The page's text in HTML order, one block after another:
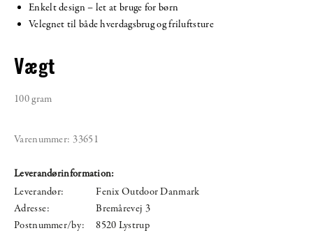
Enkelt design – let at bruge for børn
Velegnet til både hverdagsbrug og friluftsture
Vægt
100 gram
Varenummer: 33651
Leverandørinformation:
Leverandør:
Fenix Outdoor Danmark
Adresse:
Bremårevej 3
Postnummer/by:
8520 Lystrup